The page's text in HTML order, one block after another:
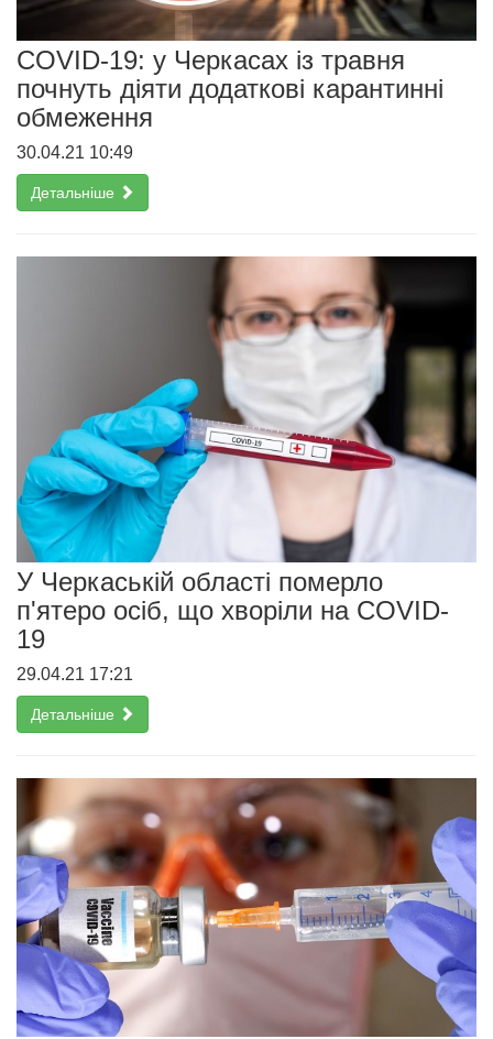
COVID-19: у Черкасах із травня
почнуть діяти додаткові карантинні
обмеження
30.04.21 10:49
Детальніше
У Черкаській області померло
п'ятеро осіб, що хворіли на COVID-
19
29.04.21 17:21
Детальніше